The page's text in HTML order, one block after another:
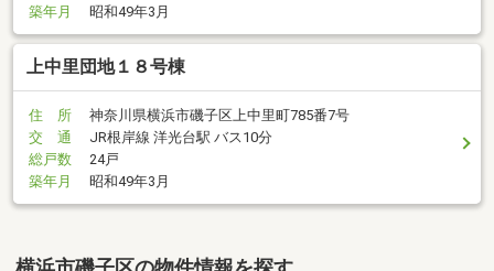
築年月
昭和49年3月
上中里団地１８号棟
住 所
神奈川県横浜市磯子区上中里町785番7号
交 通
JR根岸線 洋光台駅 バス10分
総戸数
24戸
築年月
昭和49年3月